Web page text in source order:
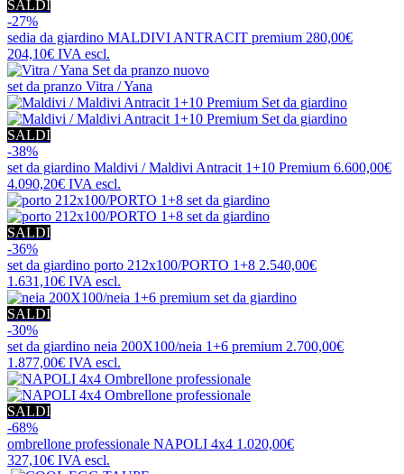
SALDI
-27%
sedia da giardino MALDIVI ANTRACIT premium 280,00€
204,10€ IVA escl.
nuovo
set da pranzo Vitra / Yana
SALDI
-38%
set da giardino Maldivi / Maldivi Antracit 1+10 Premium 6.600,00€
4.090,20€ IVA escl.
SALDI
-36%
set da giardino porto 212x100/PORTO 1+8 2.540,00€
1.631,10€ IVA escl.
SALDI
-30%
set da giardino neia 200X100/neia 1+6 premium 2.700,00€
1.877,00€ IVA escl.
SALDI
-68%
ombrellone professionale NAPOLI 4x4 1.020,00€
327,10€ IVA escl.